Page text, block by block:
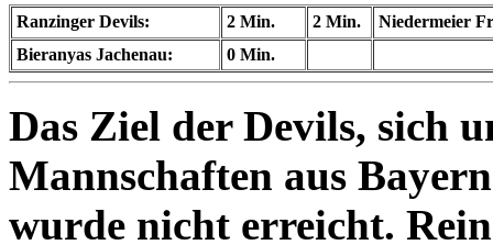
Ranzinger Devils: 2 Min. 2 Min.
Niedermeier
Bieranyas Jachenau:
0 Min.
Das Ziel der Devils, sich
Mannschaften aus
wurde nicht erreicht.